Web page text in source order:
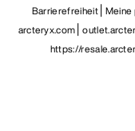
Barrierefreiheit Meine
arcteryx.com
https://